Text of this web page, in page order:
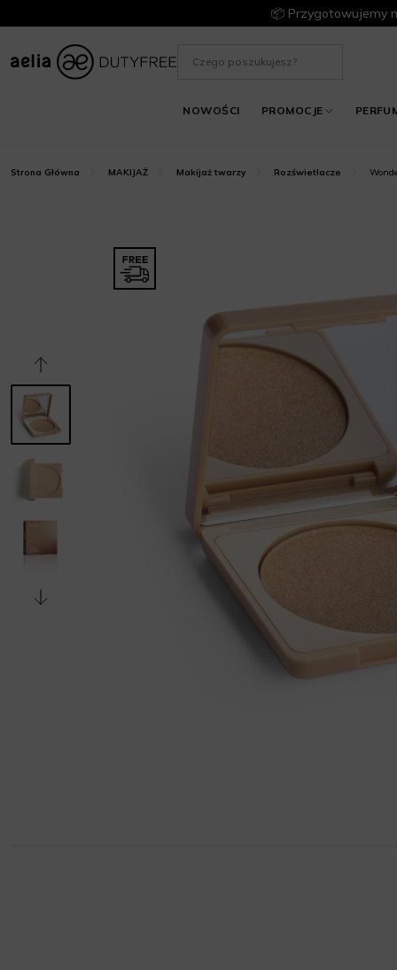
📦 Przygotowujemy
NOWOŚCI PROMOCJE
Strona Główna MAKIJAŻ Makijaż twarzy Rozświetlacze